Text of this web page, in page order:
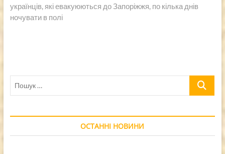
українців, які евакуюються до Запоріжжя, по кілька днів
ночувати в полі
Пошук
ОСТАННІ НОВИНИ